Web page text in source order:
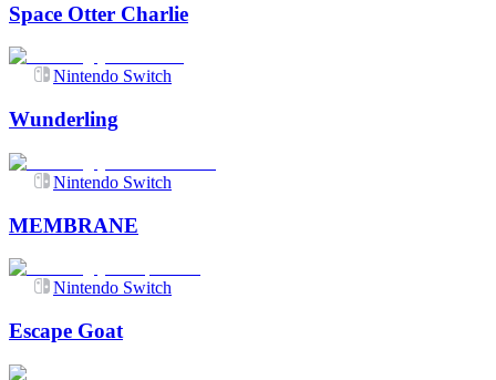
Space Otter Charlie
Nintendo Switch
Wunderling
Nintendo Switch
MEMBRANE
Nintendo Switch
Escape Goat